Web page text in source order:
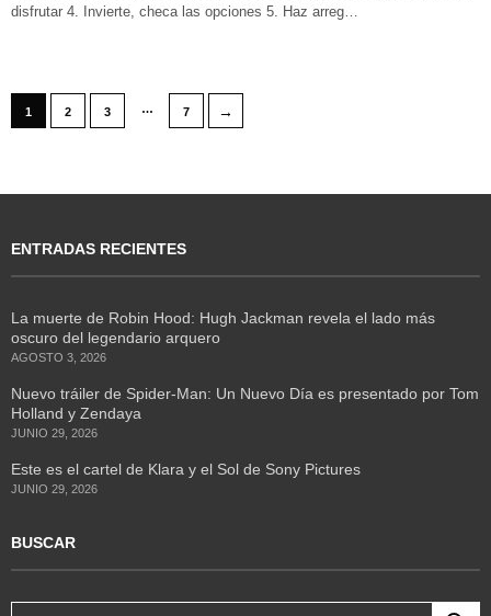
disfrutar 4. Invierte, checa las opciones 5. Haz arreg…
1 2 3 … 7 →
ENTRADAS RECIENTES
La muerte de Robin Hood: Hugh Jackman revela el lado más
oscuro del legendario arquero
AGOSTO 3, 2026
Nuevo tráiler de Spider-Man: Un Nuevo Día es presentado por Tom
Holland y Zendaya
JUNIO 29, 2026
Este es el cartel de Klara y el Sol de Sony Pictures
JUNIO 29, 2026
BUSCAR